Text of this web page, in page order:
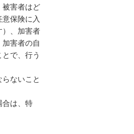
被害者はど
保険に入
）、加害者
害者の自
で、行う
ないこと
合は、特